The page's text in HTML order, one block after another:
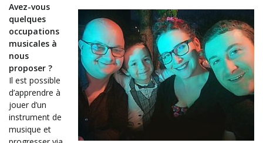
Avez-vous
quelques
occupations
musicales à
nous
proposer ?
Il est possible
d’apprendre à
jouer d’un
instrument de
musique et